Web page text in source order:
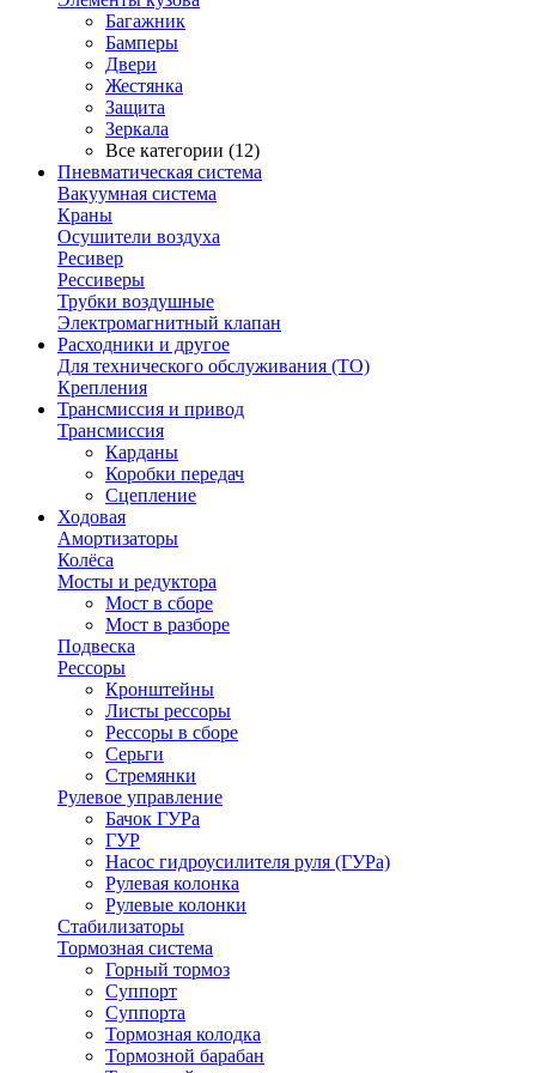
Багажник
Бамперы
Двери
Жестянка
Защита
Зеркала
Все категории (12)
Пневматическая система
Вакуумная система
Краны
Осушители воздуха
Ресивер
Рессиверы
Трубки воздушные
Электромагнитный клапан
Расходники и другое
Для технического обслуживания (ТО)
Крепления
Трансмиссия и привод
Трансмиссия
Карданы
Коробки передач
Сцепление
Ходовая
Амортизаторы
Колёса
Мосты и редуктора
Мост в сборе
Мост в разборе
Подвеска
Рессоры
Кронштейны
Листы рессоры
Рессоры в сборе
Серьги
Стремянки
Рулевое управление
Бачок ГУРа
ГУР
Насос гидроусилителя руля (ГУРа)
Рулевая колонка
Рулевые колонки
Стабилизаторы
Тормозная система
Горный тормоз
Суппорт
Суппорта
Тормозная колодка
Тормозной барабан